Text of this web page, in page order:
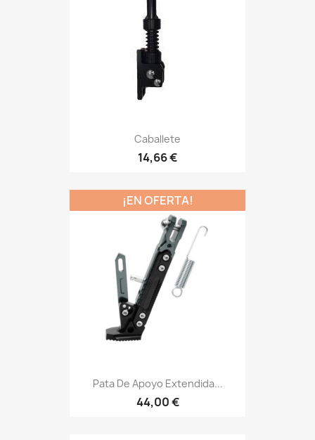
Caballete
14,66 €
Pata De Apoyo Extendida...
44,00 €
¡EN OFERTA!